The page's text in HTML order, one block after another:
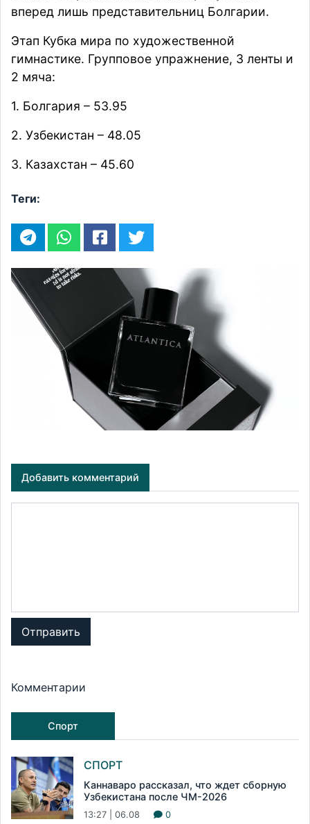
вперед лишь представительниц Болгарии.
Этап Кубка мира по художественной
гимнастике. Групповое упражнение, 3 ленты и
2 мяча:
1. Болгария – 53.95
2. Узбекистан – 48.05
3. Казахстан – 45.60
Теги:
Добавить комментарий
Отправить
Комментарии
Спорт
СПОРТ
Каннаваро рассказал, что ждет сборную
Узбекистана после ЧМ-2026
13:27 | 06.08 0